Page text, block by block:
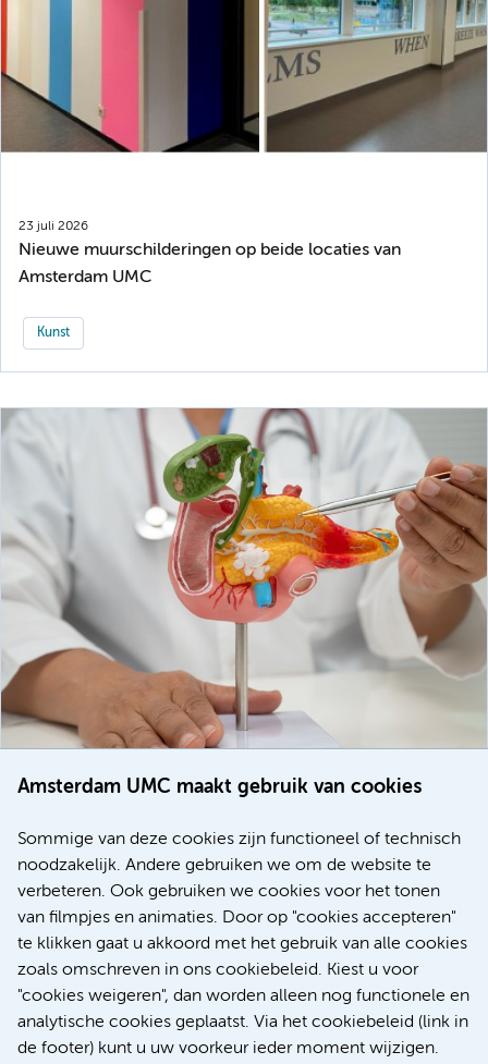
Amsterdam UMC maakt gebruik van cookies
Sommige van deze cookies zijn functioneel of technisch
noodzakelijk. Andere gebruiken we om de website te
verbeteren. Ook gebruiken we cookies voor het tonen
van filmpjes en animaties. Door op "cookies accepteren"
te klikken gaat u akkoord met het gebruik van alle cookies
zoals omschreven in ons cookiebeleid. Kiest u voor
"cookies weigeren", dan worden alleen nog functionele en
analytische cookies geplaatst. Via het cookiebeleid (link in
de footer) kunt u uw voorkeur ieder moment wijzigen.
23 juli 2026
Nieuwe muurschilderingen op beide locaties van
Amsterdam UMC
Kunst
voor patiënten met alvleesklierkanker verbeteren
Meer